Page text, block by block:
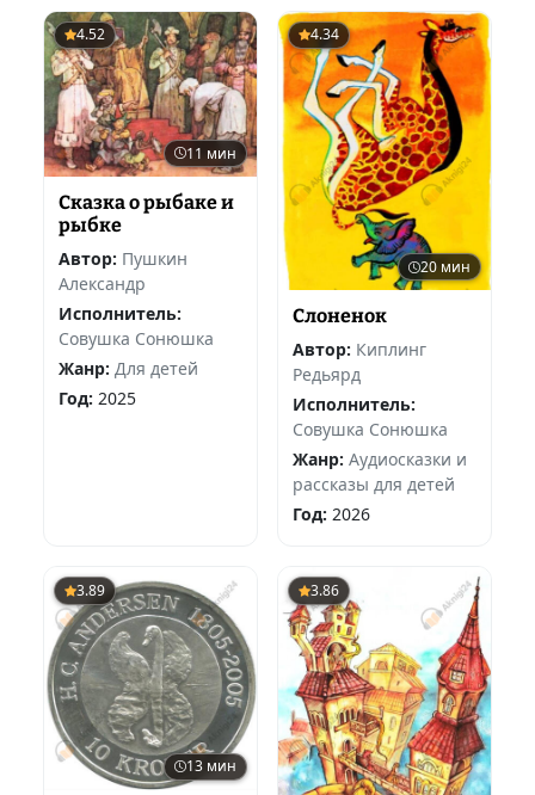
4.52
11 мин
Сказка о рыбаке и
рыбке
Автор: Пушкин
Александр
Исполнитель:
Совушка Сонюшка
Жанр: Для детей
Год: 2025
4.34
20 мин
Слоненок
Автор: Киплинг
Редьярд
Исполнитель:
Совушка Сонюшка
Жанр: Аудиосказки и
рассказы для детей
Год: 2026
3.89
13 мин
3.86